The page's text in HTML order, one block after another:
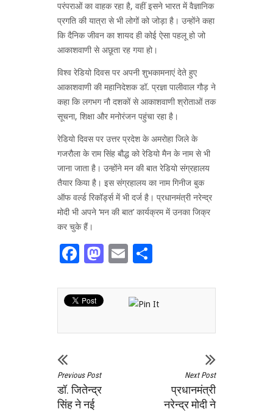
परंपराओं का वाहक रहा है, वहीं इसने भारत में वैज्ञानिक
प्रगति की यात्रा से भी लोगों को जोड़ा है। उन्होंने कहा
कि दैनिक जीवन का शायद ही कोई ऐसा पहलू हो जो
आकाशवाणी से अछूता रह गया हो।
विश्व रेडियो दिवस पर अपनी शुभकामनाएं देते हुए
आकाशवाणी की महानिदेशक डॉ. प्रज्ञा पालीवाल गौड़ ने
कहा कि लगभग नौ दशकों से आकाशवाणी श्रोताओं तक
सूचना, शिक्षा और मनोरंजन पहुंचा रहा है।
रेडियो दिवस पर उत्तर प्रदेश के अमरोहा जिले के
गजरौला के राम सिंह बौद्ध को रेडियो मैन के नाम से भी
जाना जाता है। उन्‍होंने मन की बात रेडियो संग्रहालय
तैयार किया है। इस संग्रहालय का नाम गिनीज बुक
ऑफ वर्ल्ड रिकॉर्ड्स में भी दर्ज है। प्रधानमंत्री नरेन्‍द्र
मोदी भी अपने ‘मन की बात’ कार्यक्रम में उनका जिक्र
कर चुके हैं।
Facebook
Mastodon
Email
Previous Post
डॉ. जितेन्द्र
सिंह ने नई
Next Post
प्रधानमंत्री
नरेन्‍द्र मोदी ने